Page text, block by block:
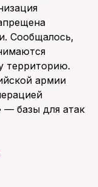
Сообщалось,
территорию.
армии
— базы для атак